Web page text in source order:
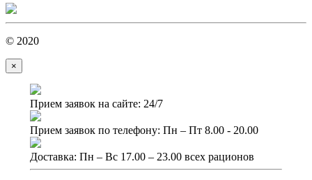
© 2020
×
Прием заявок на сайте: 24/7
Прием заявок по телефону: Пн – Пт 8.00 - 20.00
Доставка: Пн – Вс 17.00 – 23.00 всех рационов